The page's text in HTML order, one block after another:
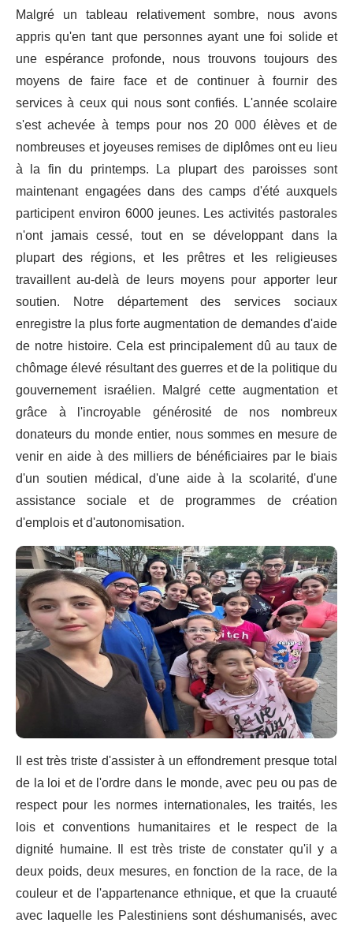
Malgré un tableau relativement sombre, nous avons
appris qu'en tant que personnes ayant une foi solide et
une espérance profonde, nous trouvons toujours des
moyens de faire face et de continuer à fournir des
services à ceux qui nous sont confiés. L'année scolaire
s'est achevée à temps pour nos 20 000 élèves et de
nombreuses et joyeuses remises de diplômes ont eu lieu
à la fin du printemps. La plupart des paroisses sont
maintenant engagées dans des camps d'été auxquels
participent environ 6000 jeunes. Les activités pastorales
n'ont jamais cessé, tout en se développant dans la
plupart des régions, et les prêtres et les religieuses
travaillent au-delà de leurs moyens pour apporter leur
soutien. Notre département des services sociaux
enregistre la plus forte augmentation de demandes d'aide
de notre histoire. Cela est principalement dû au taux de
chômage élevé résultant des guerres et de la politique du
gouvernement israélien. Malgré cette augmentation et
grâce à l'incroyable générosité de nos nombreux
donateurs du monde entier, nous sommes en mesure de
venir en aide à des milliers de bénéficiaires par le biais
d'un soutien médical, d'une aide à la scolarité, d'une
assistance sociale et de programmes de création
d'emplois et d'autonomisation.
Il est très triste d'assister à un effondrement presque total
de la loi et de l'ordre dans le monde, avec peu ou pas de
respect pour les normes internationales, les traités, les
lois et conventions humanitaires et le respect de la
dignité humaine. Il est très triste de constater qu'il y a
deux poids, deux mesures, en fonction de la race, de la
couleur et de l'appartenance ethnique, et que la cruauté
avec laquelle les Palestiniens sont déshumanisés, avec